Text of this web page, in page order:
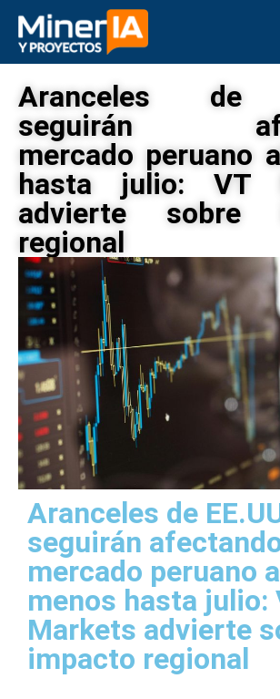
Aranceles de
seguirán
mercado peruano
hasta julio: VT
advierte sobre
regional
Aranceles de
seguirán
mercado peruano
menos hasta julio:
Markets advierte
impacto regional